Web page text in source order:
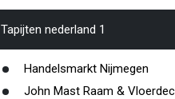
Tapijten nederland 1
Handelsmarkt Nijmegen
John Mast Raam &